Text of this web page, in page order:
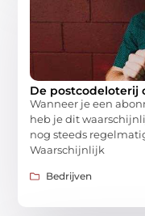
De postcodeloterij
Wanneer je een
heb je dit
nog steeds
Waarschijnlijk
Bedrijven